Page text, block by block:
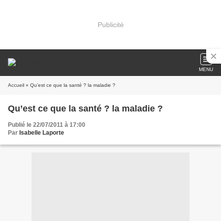
Publicité
MENU
Accueil » Qu’est ce que la santé ? la maladie ?
Qu’est ce que la santé ? la maladie ?
Publié le 22/07/2011 à 17:00
Par Isabelle Laporte